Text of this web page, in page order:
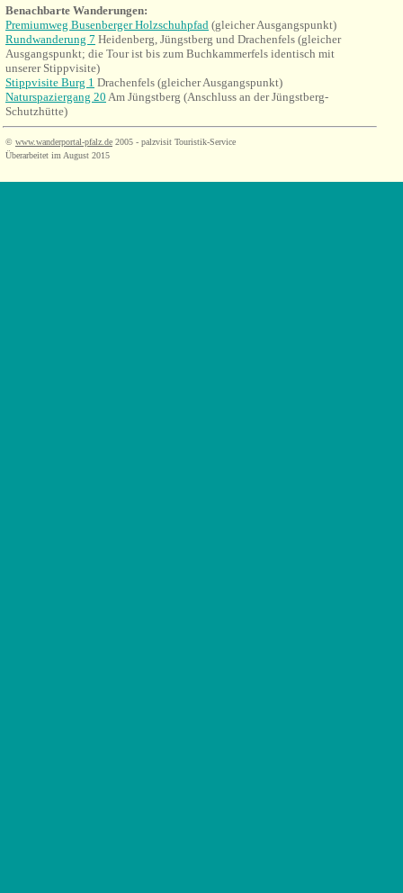
Benachbarte Wanderungen:
Premiumweg Busenberger Holzschuhpfad (gleicher Ausgangspunkt)
Rundwanderung 7 Heidenberg, Jüngstberg und Drachenfels (gleicher
Ausgangspunkt; die Tour ist bis zum Buchkammerfels identisch mit
unserer Stippvisite)
Stippvisite Burg 1 Drachenfels (gleicher Ausgangspunkt)
Naturspaziergang 20 Am Jüngstberg (Anschluss an der Jüngstberg-
Schutzhütte)
© www.wanderportal-pfalz.de 2005 - palzvisit Touristik-Service
Überarbeitet im August 2015